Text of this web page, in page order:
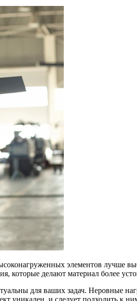
элементов лучше
которые делают материал более
для ваших задач. Неровные
уникален, и следует подходить к